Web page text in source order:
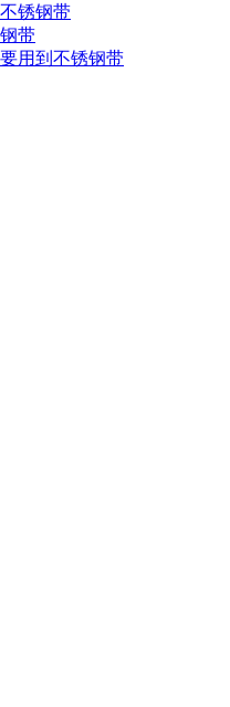
锈钢带
带
用到不锈钢带